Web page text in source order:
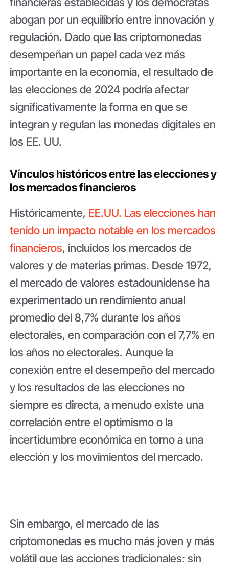
abogan por un equilibrio entre innovación y
regulación. Dado que las criptomonedas
desempeñan un papel cada vez más
importante en la economía, el resultado de
las elecciones de 2024 podría afectar
significativamente la forma en que se
integran y regulan las monedas digitales en
los EE. UU.
Vínculos históricos entre las elecciones y
los mercados financieros
Históricamente, EE.UU. Las elecciones han
tenido un impacto notable en los mercados
financieros, incluidos los mercados de
valores y de materias primas. Desde 1972,
el mercado de valores estadounidense ha
experimentado un rendimiento anual
promedio del 8,7% durante los años
electorales, en comparación con el 7,7% en
los años no electorales. Aunque la
conexión entre el desempeño del mercado
y los resultados de las elecciones no
siempre es directa, a menudo existe una
correlación entre el optimismo o la
incertidumbre económica en torno a una
elección y los movimientos del mercado.
Sin embargo, el mercado de las
criptomonedas es mucho más joven y más
volátil que las acciones tradicionales; sin